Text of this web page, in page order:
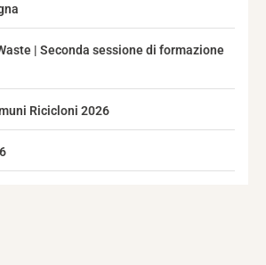
| Seconda sessione di formazione
Ricicloni 2026